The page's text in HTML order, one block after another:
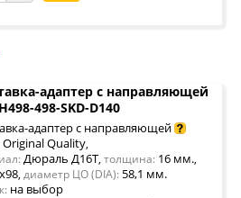
адаптер с направляющей
498-SKD-D140
адаптер с направляющей
Original Quality,
Дюраль Д16Т, толщина: 16 мм.,
, диаметр ЦО (DIA): 58,1 мм.
на выбор